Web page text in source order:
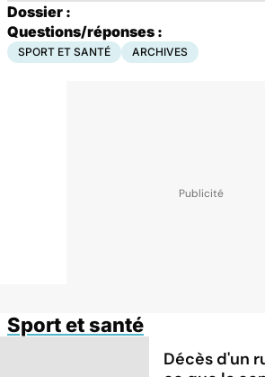
Dossier :
Questions/réponses :
SPORT ET SANTÉ ARCHIVES
Sport et santé
Décès d'un